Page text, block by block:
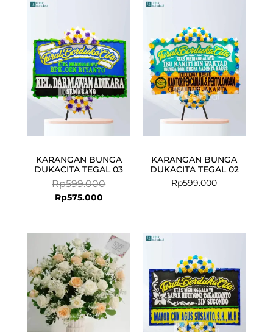
KARANGAN BUNGA
DUKACITA TEGAL 03
Rp599.000
Rp599.000.
Rp575.000
Rp575.000.
KARANGAN BUNGA
DUKACITA TEGAL 02
Rp599.000
Rp599.000.
Rp575.000.